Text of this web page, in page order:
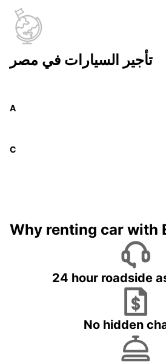
تأجير السيارات في مصر
A
C
Why renting car with
24 hour roadside
No hidden